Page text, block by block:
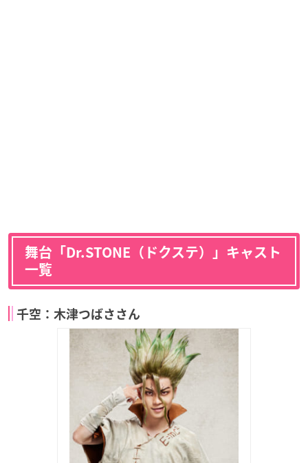
舞台「Dr.STONE（ドクステ）」キャスト
一覧
千空：木津つばささん